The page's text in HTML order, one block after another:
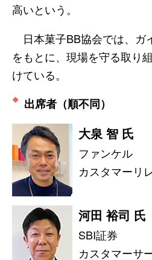
高いという。
日本菓子BB協会では、ガ
をもとに、現場を守る取り
けている。
出席者（順不同）
大泉 智 氏
ファンケル
カスタマーリ
河田 裕司 氏
SBI証券
カスタマーサ